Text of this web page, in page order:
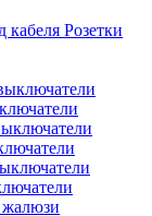
Розетки